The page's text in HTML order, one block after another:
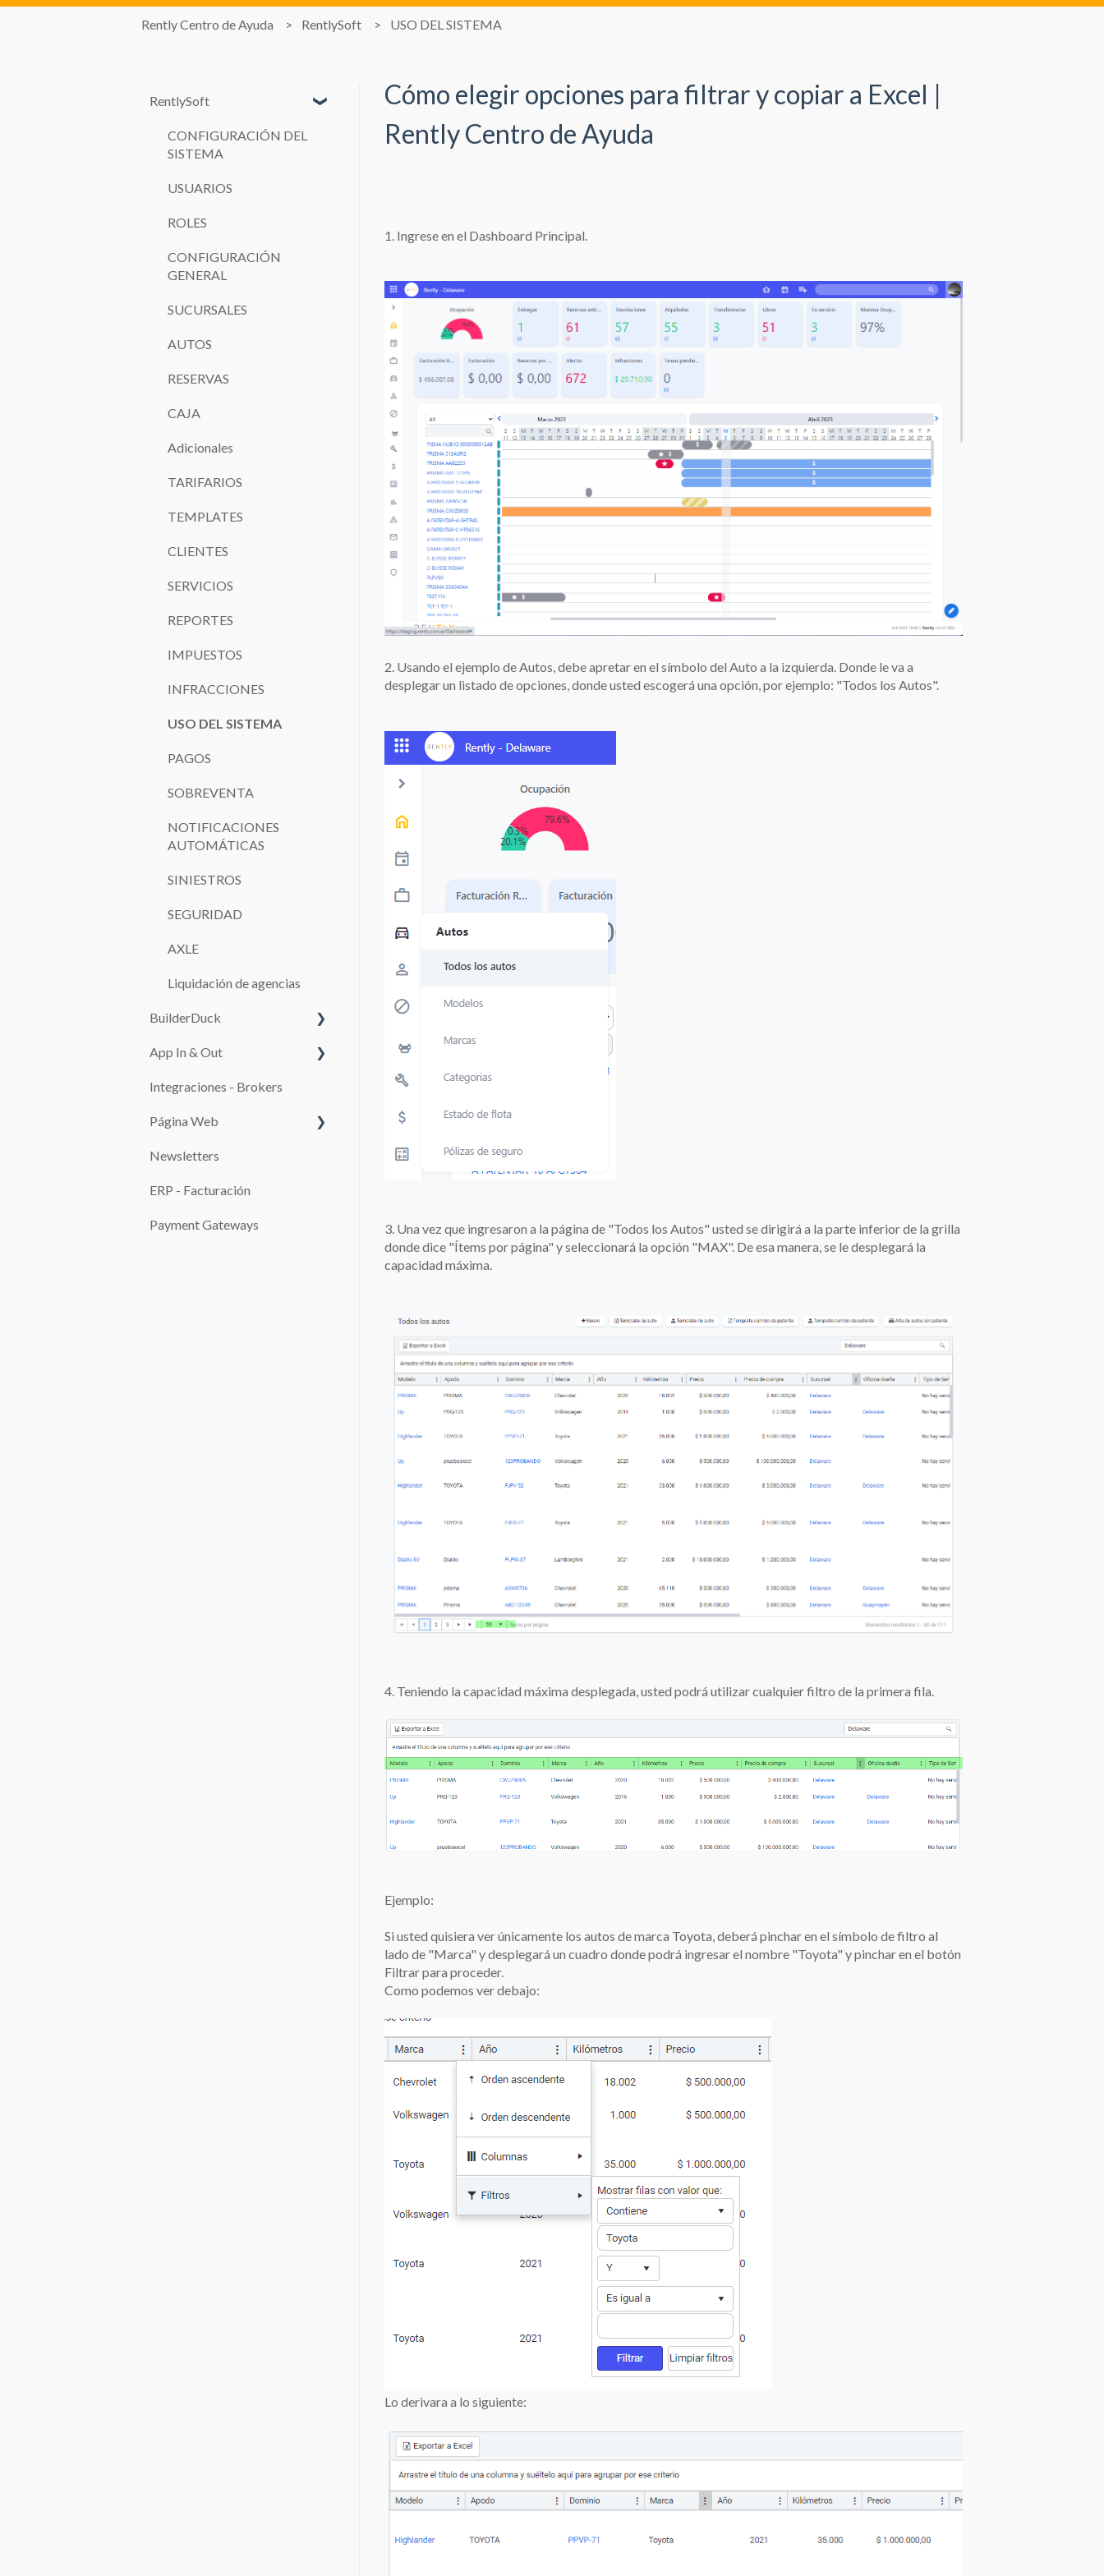
Rently Centro de Ayuda RentlySoft USO DEL SISTEMA
Cómo elegir opciones para filtrar y copiar a Excel |
Rently Centro de Ayuda
1. Ingrese en el Dashboard Principal.
2. Usando el ejemplo de Autos, debe apretar en el símbolo del Auto a la izquierda. Donde le va a
desplegar un listado de opciones, donde usted escogerá una opción, por ejemplo: "Todos los Autos".
3. Una vez que ingresaron a la página de "Todos los Autos" usted se dirigirá a la parte inferior de la grilla
donde dice "Ítems por página" y seleccionará la opción "MAX". De esa manera, se le desplegará la
capacidad máxima.
4. Teniendo la capacidad máxima desplegada, usted podrá utilizar cualquier filtro de la primera fila.
Ejemplo:
Si usted quisiera ver únicamente los autos de marca Toyota, deberá pinchar en el símbolo de filtro al
lado de "Marca" y desplegará un cuadro donde podrá ingresar el nombre "Toyota" y pinchar en el botón
Filtrar para proceder.
Como podemos ver debajo:
Lo derivara a lo siguiente:
RentlySoft
CONFIGURACIÓN DEL
SISTEMA
USUARIOS
ROLES
CONFIGURACIÓN
GENERAL
SUCURSALES
AUTOS
RESERVAS
CAJA
Adicionales
TARIFARIOS
TEMPLATES
CLIENTES
SERVICIOS
REPORTES
IMPUESTOS
INFRACCIONES
USO DEL SISTEMA
PAGOS
SOBREVENTA
NOTIFICACIONES
AUTOMÁTICAS
SINIESTROS
SEGURIDAD
AXLE
Liquidación de agencias
BuilderDuck
Primeros pasos
Configura tu kit de marca
Edita las páginas de tu sitio
de Reservas y de la Página
App In & Out
Configuración
Integraciones - Brokers
Página Web
SISTEMAS DE PAGO
Promociones
Newsletters
ERP - Facturación
Payment Gateways